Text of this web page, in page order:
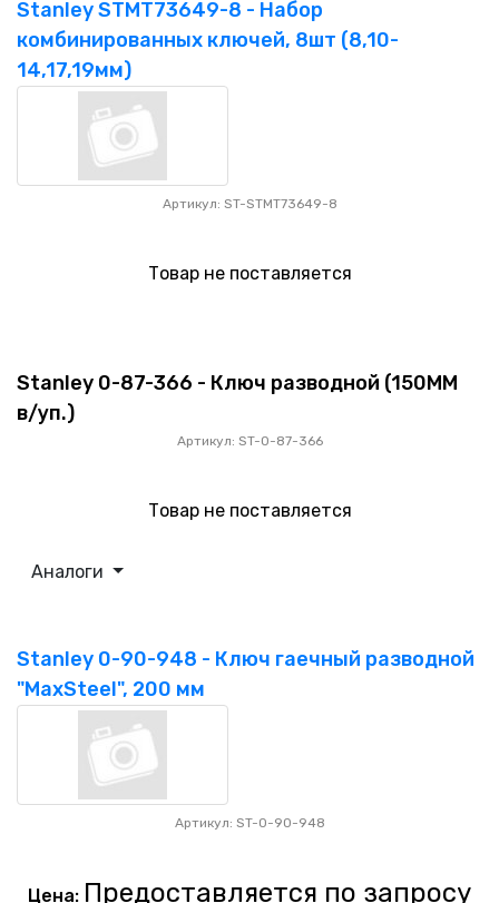
Stanley STMT73649-8 - Набор
комбинированных ключей, 8шт (8,10-
14,17,19мм)
Артикул: ST-STMT73649-8
Товар не поставляется
Stanley 0-87-366 - Ключ разводной (150MM
в/уп.)
Артикул: ST-0-87-366
Товар не поставляется
Аналоги
Stanley 0-90-948 - Ключ гаечный разводной
"MaxSteel", 200 мм
Артикул: ST-0-90-948
Цена: Предоставляется по запросу